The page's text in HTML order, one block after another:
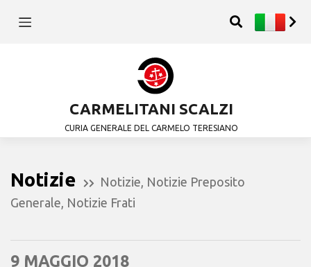
CARMELITANI SCALZI
CURIA GENERALE DEL CARMELO TERESIANO
Notizie Notizie Notizie Preposito
Generale Notizie Frati
9 MAGGIO 2018